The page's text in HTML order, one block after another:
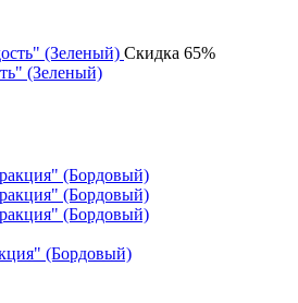
Скидка 65%
(Зеленый)
(Бордовый)